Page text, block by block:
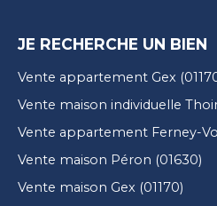
JE RECHERCHE UN BIEN
Vente appartement Gex
Vente maison individuelle
Vente appartement Ferney-
Vente maison Péron (01630)
Vente maison Gex (01170)